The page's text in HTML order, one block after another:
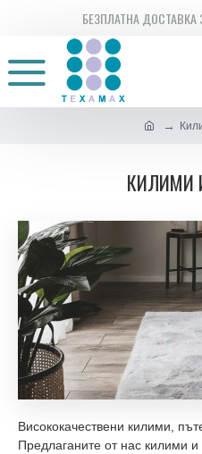
БЕЗПЛАТНА
КИЛИМИ
Висококачествени килими,
Предлаганите от нас килими